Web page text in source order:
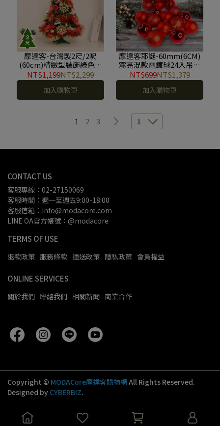
摩達客-台灣製2尺/2呎
(60cm)精緻型裝飾綠色聖
誕樹/金雪花木質吊飾紅系
飾品組+50燈LED銅線燈串
暖白光-USB電池盒兩用充
電/本島免運費 #YS-
NT$1,199NT$2,299
加入購物車
摩達客耶誕-60mm(6CM)
霧亮混款電鍍球24入吊飾
組(紅色系) 聖誕樹裝飾球
飾掛飾 YS-HPB2306001
NT$699NT$1,379
加入購物車
1 2 3 1
CONTACT US
客服專線：02-27150069
客服時間：週一至週五9:00-18:00
客服信箱：info@modacore.com
LINE OA官方帳號：@modacore
TERMS OF USE
退款政策 服務條款 運送政策 隱私政策 會員權益
ONLINE SERVICES
關於我們 聯絡我們 相關新聞 商業合作
Copyright © MODACore摩達客購物網All Rights Reserved.
Designed by CYBERBIZ.